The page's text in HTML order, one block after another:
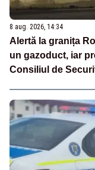
8 aug. 2026, 14:34
Alertă la granița
un gazoduct, iar
Consiliul de